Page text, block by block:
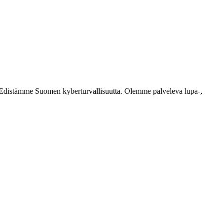
Suomen kyberturvallisuutta. Olemme palveleva lupa-,